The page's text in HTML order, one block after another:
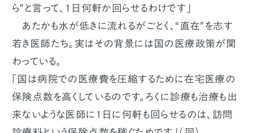
ら”と言って、1日何軒か回らせるわけです」
あたかも水が低きに流れるがごとく、“直在”を志す
若き医師たち。実はその背景には国の医療政策が関
わっている。
「国は病院での医療費を圧縮するために在宅医療の
保険点数を高くしているのです。ろくに診療も治療も出
来ないような医師に1日に何軒も回らせるのは、訪問